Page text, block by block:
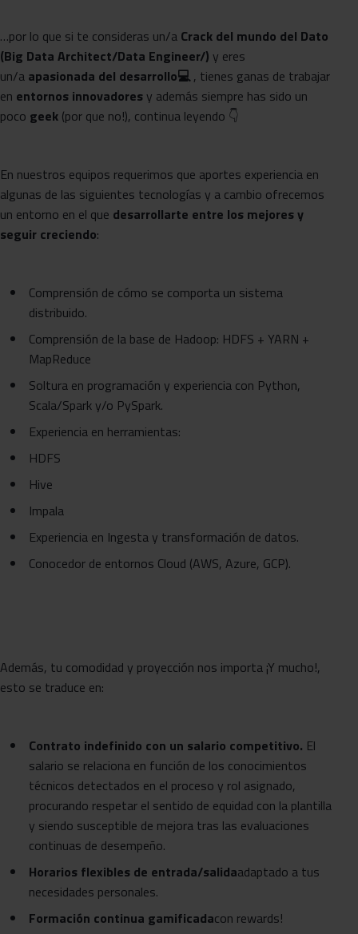
…por lo que si te consideras un/a Crack del mundo del Dato
(Big Data Architect/Data Engineer/) y eres
un/a apasionada del desarrollo💻 , tienes ganas de trabajar
en entornos innovadoresy además siempre has sido un
poco geek (por que no!), continua leyendo 👇
En nuestros equipos requerimos que aportes experiencia en
algunas de las siguientes tecnologías y a cambio ofrecemos
un entorno en el que desarrollarte entre los mejores y
seguir creciendo:
Comprensión de cómo se comporta un sistema
distribuido.
Comprensión de la base de Hadoop: HDFS + YARN +
MapReduce
Soltura en programación y experiencia con Python,
Scala/Spark y/o PySpark.
Experiencia en herramientas:
HDFS
Hive
Impala
Experiencia en Ingesta y transformación de datos.
Conocedor de entornos Cloud (AWS, Azure, GCP).
Además, tu comodidad y proyección nos importa ¡Y mucho!,
esto se traduce en:
Contrato indefinido con un salario competitivo. El
salario se relaciona en función de los conocimientos
técnicos detectados en el proceso y rol asignado,
procurando respetar el sentido de equidad con la plantilla
y siendo susceptible de mejora tras las evaluaciones
continuas de desempeño.
Horarios flexibles de entrada/salidaadaptado a tus
necesidades personales.
Formación continua gamificadacon rewards!